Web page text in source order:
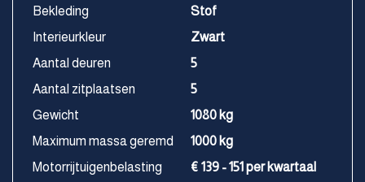
Bekleding
Stof
Interieurkleur
Zwart
Aantal deuren
5
Aantal zitplaatsen
5
Gewicht
1080 kg
Maximum massa geremd
1000 kg
Motorrijtuigenbelasting
€ 139 - 151 per kwartaal